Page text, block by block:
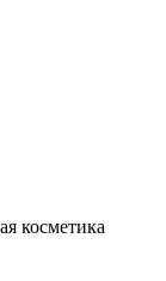
косметика